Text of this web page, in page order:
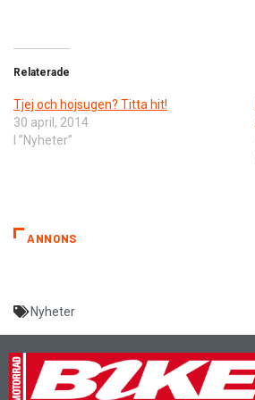
Relaterade
Tjej och hojsugen? Titta hit!
30 april, 2014
I ”Nyheter”
ANNONS
Nyheter